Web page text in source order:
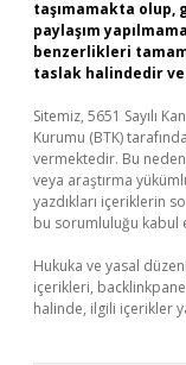
taşımamakta olup,
paylaşım
benzerlikleri
taslak halindedir
Sitemiz, 5651 Sayılı
Kurumu (BTK)
vermektedir. Bu
veya araştırma
yazdıkları içeriklerin
bu sorumluluğu kabul
Hukuka ve yasal
içerikleri,
halinde, ilgili içerikler